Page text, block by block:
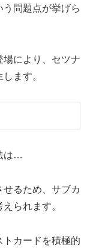
問題点が挙げら
場により、セツナ
ます。
は…
るため、サブカ
られます。
トカードを積極的